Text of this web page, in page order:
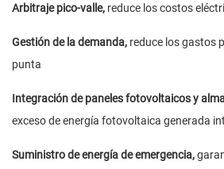
Arbitraje pico-valle, reduce los costos
Gestión de la demanda, reduce los gastos
punta
Integración de paneles fotovoltaicos y
exceso de energía fotovoltaica generada
Suministro de energía de emergencia,